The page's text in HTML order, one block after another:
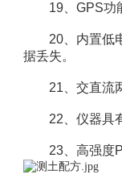
19、GPS功能
20、内置低电
据丢失。
21、交直流两
22、仪器具有
23、高强度